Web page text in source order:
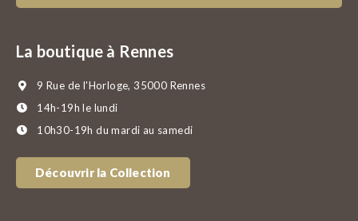
La boutique à Rennes
9 Rue de l'Horloge, 35000 Rennes
14h-19h le lundi
10h30-19h du mardi au samedi
Découvrir la Collection